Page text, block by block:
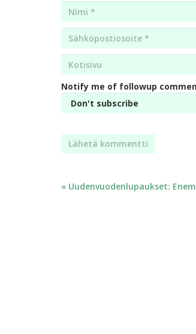
Nimi
*
Email
*
Kotisivu
*
Notify me of followup
Artikkelien
« Uudenvuodenlupaukset: